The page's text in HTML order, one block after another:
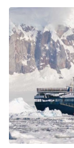
even more
be nervous -
common
spent most
travels.
small ship
both staff
varied and of excellent quality and taste. The cruise staff
couldn’t do
dietary